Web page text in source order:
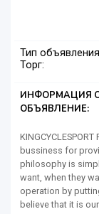
Тип
Торг:
ИНФОРМАЦИЯ
ОБЪЯВЛЕНИЕ:
bussiness for
philosophy is
want, when they
operation by
believe that it is